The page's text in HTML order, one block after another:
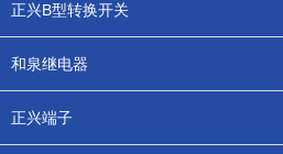
正兴B型转换开关
和泉继电器
正兴端子